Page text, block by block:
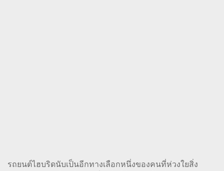
รถยนต์ไฮบริดนับเป็นอีกทางเลือกหนึ่งของคนที่ห่วงใยสิ่ง